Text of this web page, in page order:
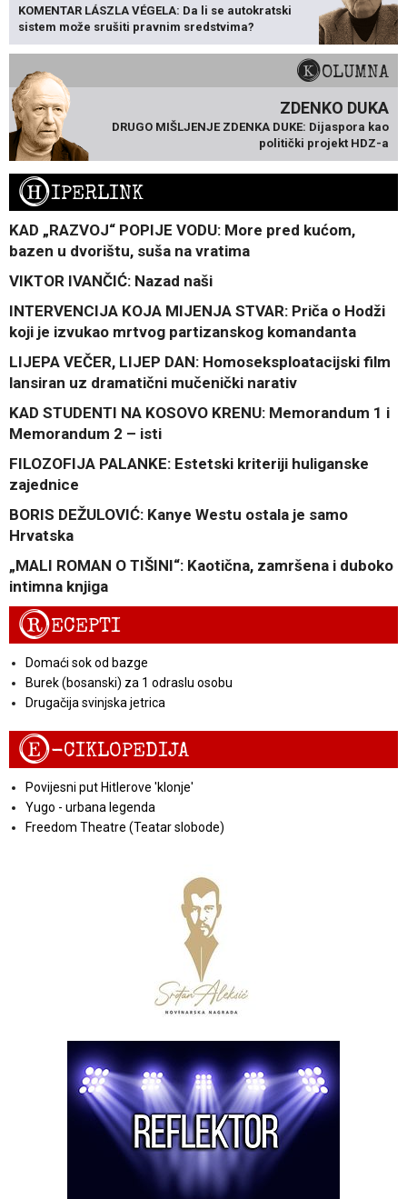
KOMENTAR LÁSZLA VÉGELA: Da li se autokratski
sistem može srušiti pravnim sredstvima?
KOLUMNA
ZDENKO DUKA
DRUGO MIŠLJENJE ZDENKA DUKE: Dijaspora kao
politički projekt HDZ-a
HIPERLINK
KAD „RAZVOJ“ POPIJE VODU: More pred kućom,
bazen u dvorištu, suša na vratima
VIKTOR IVANČIĆ: Nazad naši
INTERVENCIJA KOJA MIJENJA STVAR: Priča o Hodži
koji je izvukao mrtvog partizanskog komandanta
LIJEPA VEČER, LIJEP DAN: Homoseksploatacijski film
lansiran uz dramatični mučenički narativ
KAD STUDENTI NA KOSOVO KRENU: Memorandum 1 i
Memorandum 2 – isti
FILOZOFIJA PALANKE: Estetski kriteriji huliganske
zajednice
BORIS DEŽULOVIĆ: Kanye Westu ostala je samo
Hrvatska
„MALI ROMAN O TIŠINI“: Kaotična, zamršena i duboko
intimna knjiga
RECEPTI
Domaći sok od bazge
Burek (bosanski) za 1 odraslu osobu
Drugačija svinjska jetrica
E-CIKLOPEDIJA
Povijesni put Hitlerove 'klonje'
Yugo - urbana legenda
Freedom Theatre (Teatar slobode)